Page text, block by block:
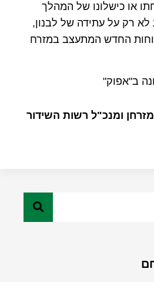
או כישלונו של המהלך
לא רק על עתידה של לבנון,
החדש המתעצב במזרח
ב"אפוק"
ומנכ"ל רשות השידור